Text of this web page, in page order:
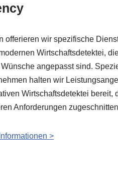
offerieren wir spezifische
Wirtschaftsdetektei,
angepasst sind.
halten wir
Wirtschaftsdetektei bereit,
Anforderungen
>